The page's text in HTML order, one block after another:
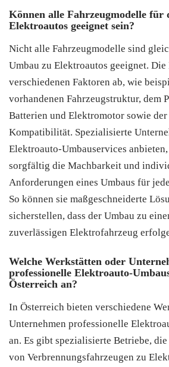
Können alle Fahrzeugmodelle für
Elektroautos geeignet sein?
Nicht alle Fahrzeugmodelle sind
Umbau zu Elektroautos geeignet.
verschiedenen Faktoren ab, wie
vorhandenen Fahrzeugstruktur, dem
Batterien und Elektromotor sowie der
Kompatibilität. Spezialisierte
Elektroauto-Umbauservices
sorgfältig die Machbarkeit und
Anforderungen eines Umbaus für
So können sie maßgeschneiderte
sicherstellen, dass der Umbau zu
zuverlässigen Elektrofahrzeug
Welche Werkstätten oder
professionelle Elektroauto-
Österreich an?
In Österreich bieten verschiedene
Unternehmen professionelle
an. Es gibt spezialisierte Betriebe,
von Verbrennungsfahrzeugen zu